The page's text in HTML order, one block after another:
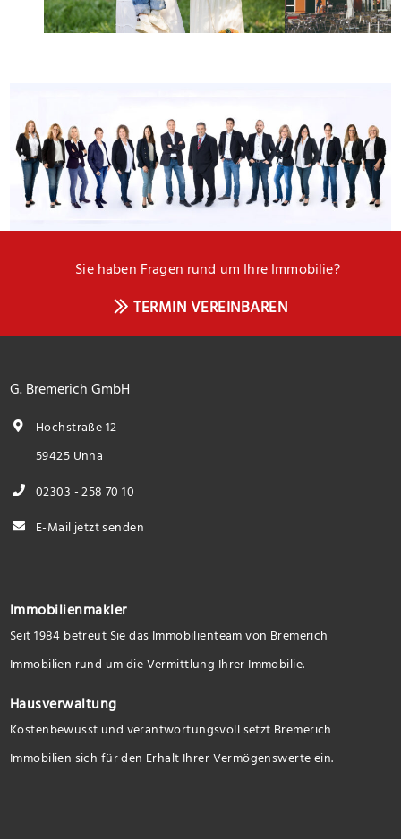
Sie haben Fragen rund um Ihre Immobilie?
TERMIN VEREINBAREN
G. Bremerich GmbH
Hochstraße 12
59425 Unna
02303 - 258 70 10
E-Mail jetzt senden
Immobilienmakler
Seit 1984 betreut Sie das Immobilienteam von Bremerich
Immobilien rund um die Vermittlung Ihrer Immobilie.
Hausverwaltung
Kostenbewusst und verantwortungsvoll setzt Bremerich
Immobilien sich für den Erhalt Ihrer Vermögenswerte ein.